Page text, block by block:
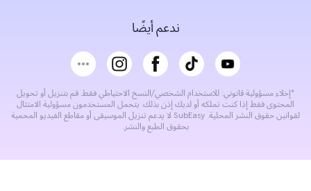
ندعم أيضًا
*إخلاء مسؤولية قانوني: للاستخدام الشخصي/النسخ الاحتياطي فقط. قم بتنزيل أو تحويل
المحتوى فقط إذا كنت تملكه أو لديك إذن بذلك. يتحمل المستخدمون مسؤولية الامتثال
لقوانين حقوق النشر المحلية. SubEasy لا يدعم تنزيل الموسيقى أو مقاطع الفيديو المحمية
بحقوق الطبع والنشر.